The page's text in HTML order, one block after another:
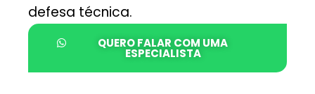
defesa técnica.
QUERO FALAR COM UMA
ESPECIALISTA